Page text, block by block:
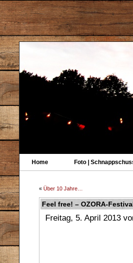
Home Foto |
« Über 10 Jahre…
Feel free! – OZORA-
Freitag, 5. April 2013